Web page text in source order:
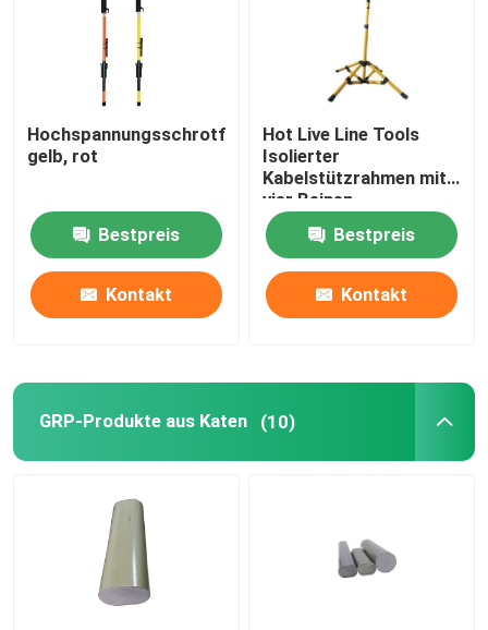
Live-Line-Tools
GRP-Produkte aus Katen
Luftleitungsisolator
Isolator-Installationen
Sicherung herausgeschnitten
Isoliermaschine
Hochspannungsschrotflinte,
gelb, rot
Bestpreis
Kontakt
Hot Live Line Tools
Isolierter
Kabelstützrahmen mit
vier Beinen
Bestpreis
Kontakt
GRP-Produkte aus Katen (10)